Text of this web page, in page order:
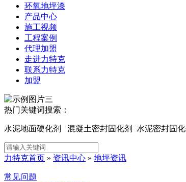
环氧地坪漆
产品中心
施工视频
工程案例
代理加盟
走进力特克
联系力特克
加盟
热门关键词搜索：
水泥地面硬化剂 混凝土密封固化剂 水泥密封固
力特克首页 » 资讯中心 » 地坪资讯
常见问题